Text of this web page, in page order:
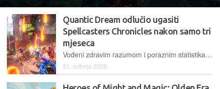
Quantic Dream odlučio ugasiti
Spellcasters Chronicles nakon samo tri
mjeseca
Vođeni zdravim razumom i poraznim statistikama, developeri su povukli Spellcasters Chronicles iz ponude i najavili gašenje servera 19. lipnja
21. svibnja 2026.